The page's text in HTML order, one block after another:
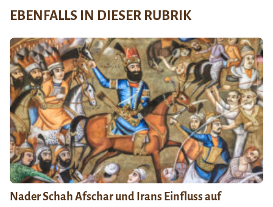
EBENFALLS IN DIESER RUBRIK
Nader Schah Afschar und Irans Einfluss auf